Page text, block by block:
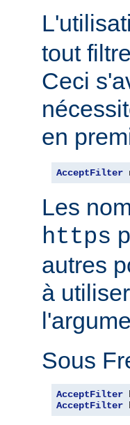
tout
Ceci
en
AcceptFilter
Les
https
autres
à
Sous
AcceptFilter
AcceptFilter